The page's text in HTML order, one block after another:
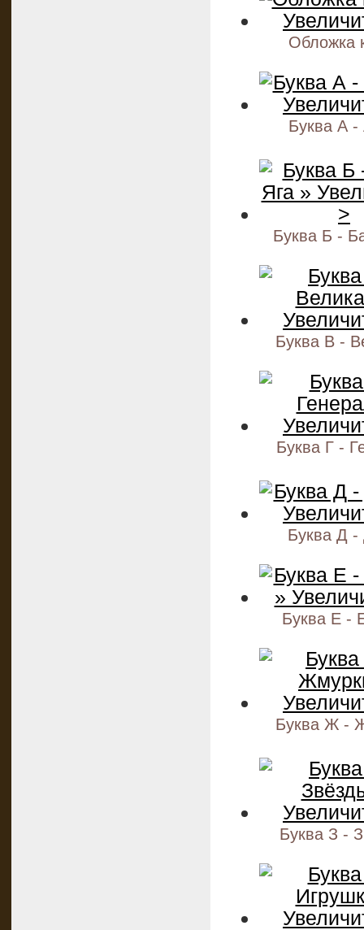
Обложка
Буква А -
Буква Б -
Буква В -
Буква Г -
Буква Д -
Буква Е -
Буква Ж -
Буква З -